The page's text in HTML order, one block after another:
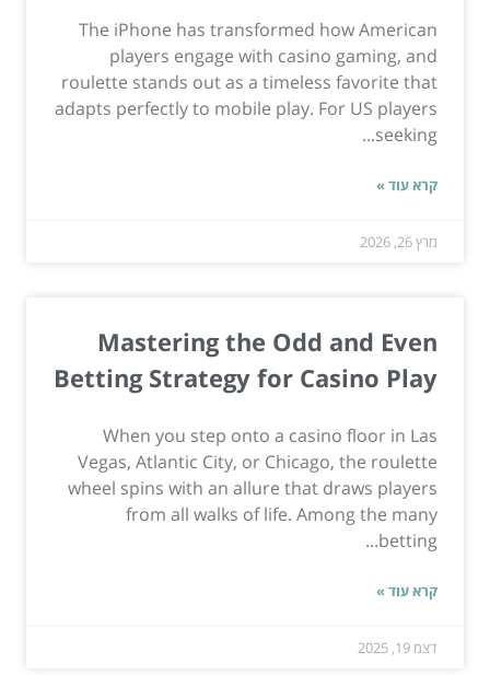
The iPhone has transformed how American
players engage with casino gaming, and
roulette stands out as a timeless favorite that
adapts perfectly to mobile play. For US players
seeking...
קרא עוד »
מרץ 26, 2026
Mastering the Odd and Even
Betting Strategy for Casino Play
When you step onto a casino floor in Las
Vegas, Atlantic City, or Chicago, the roulette
wheel spins with an allure that draws players
from all walks of life. Among the many
betting...
קרא עוד »
דצמ 19, 2025